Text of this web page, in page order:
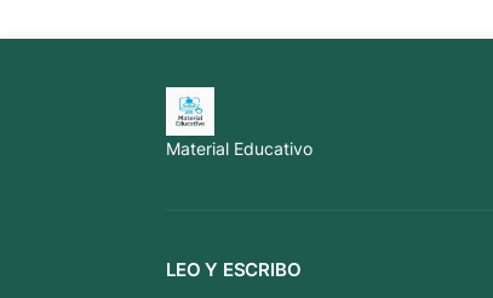
Material Educativo
LEO Y ESCRIBO